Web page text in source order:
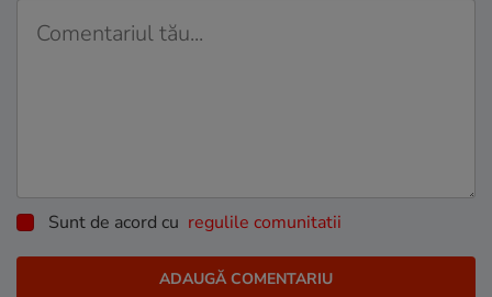
Sunt de acord cu regulile comunitatii